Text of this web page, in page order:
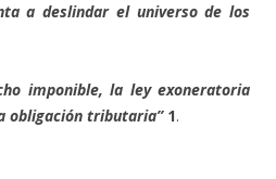
a deslindar el universo de los
imponible, la ley exoneratoria
obligación tributaria” 1.